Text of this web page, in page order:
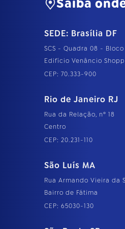
Saiba
SEDE: Brasília DF
SCS - Quadra 08 -
Edifício Venâncio
CEP: 70.333-900
Rio de Janeiro RJ
Rua da Relação, nº 18
Centro
CEP: 20.231-110
São Luís MA
Rua Armando Vieira da
Bairro de Fátima
CEP: 65030-130